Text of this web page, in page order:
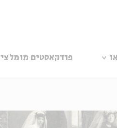
פודקאסטים